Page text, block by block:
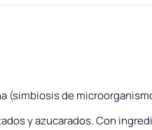
(simbiosis de
y azucarados. Con